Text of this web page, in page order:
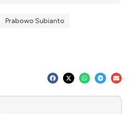
Prabowo Subianto